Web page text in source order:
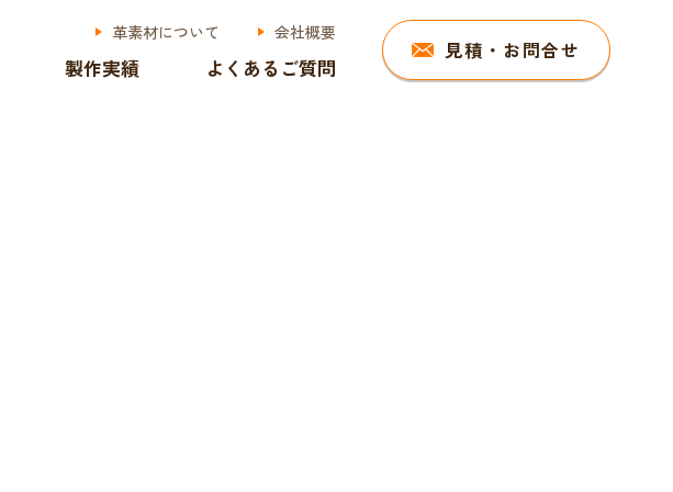
製作実績 よくあるご質問
見積・お問合せ
革素材について 会社概要